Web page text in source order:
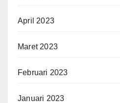
April 2023
Maret 2023
Februari 2023
Januari 2023